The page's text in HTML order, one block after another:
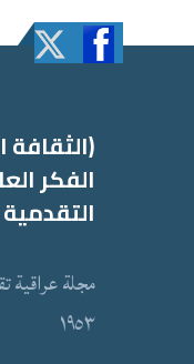
الفكر
التقدمیة
مجلة عراقیة
١٩٥٣